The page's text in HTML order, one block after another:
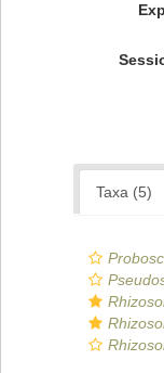
Taxa (5)